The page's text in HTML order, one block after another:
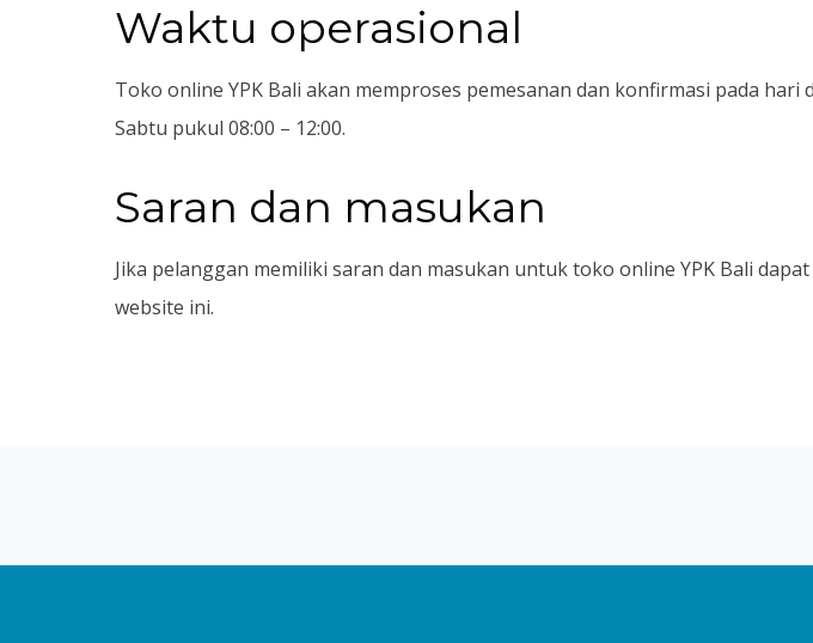
Waktu operasional
Toko online YPK Bali akan memproses pemesanan dan konfirmasi pada
Sabtu pukul 08:00 – 12:00.
Saran dan masukan
Jika pelanggan memiliki saran dan masukan untuk toko online YPK Bali
website ini.